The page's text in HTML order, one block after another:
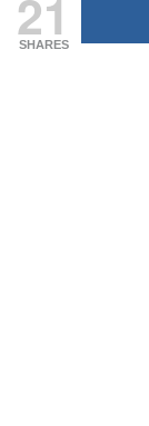
21
SHARES